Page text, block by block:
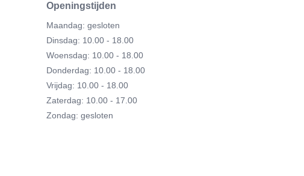
Openingstijden
Maandag: gesloten
Dinsdag: 10.00 - 18.00
Woensdag: 10.00 - 18.00
Donderdag: 10.00 - 18.00
Vrijdag: 10.00 - 18.00
Zaterdag: 10.00 - 17.00
Zondag: gesloten